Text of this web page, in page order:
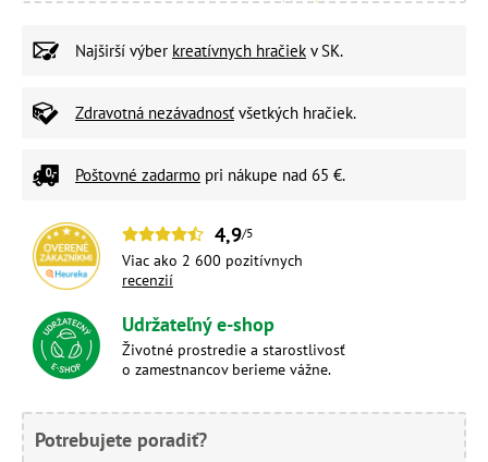
Najširší výber kreatívnych hračiek v SK.
Zdravotná nezávadnosť všetkých hračiek.
Poštovné zadarmo pri nákupe nad 65 €.
4,9/5
Viac ako 2 600 pozitívnych
recenzií
Udržateľný e-shop
Životné prostredie a starostlivosť
o zamestnancov berieme vážne.
Potrebujete poradiť?